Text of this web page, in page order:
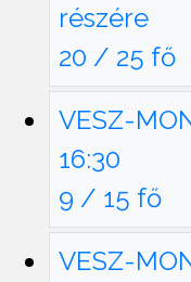
részére
20 / 25 fő
VESZ-
16:30
9 / 15 fő
VESZ-